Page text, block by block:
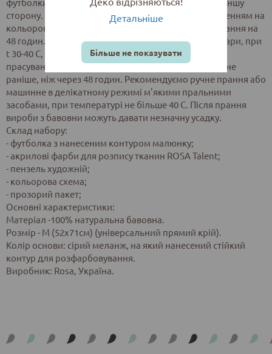
сторону. Розфарбуйте малюнок керуючись зображенням на
кольоровій схемі. Залиште виріб до повного висихання на
48 годин. Потім зафіксуйте малюнок праскою без пари, при
t 30-40 С, через папір або бавовняну тканину. Час
прасування однієї ділянки 5 хв. Прати виріб можна не
раніше, ніж через 48 годин. Рекомендуємо ручне прання або
машинне в делікатному режимі м'якими пральними
засобами, при температурі не більше 40 С. Після прання
вироби з бавовни можуть давати незначну усадку.
Склад набору:
- футболка з нанесеним контуром малюнку;
- акрилові фарби для розпису тканин ROSA Talent;
- пензель художній;
- кольорова схема;
- прозорий пакет;
Основні характеристики:
Матеріал -100% натуральна бавовна.
Розмір - M (52х71см) (універсальний прямий крій).
Колір основи: сірий меланж, на який нанесений стійкий
контур для розфарбовування.
Виробник: Rosa, Україна.
Детальніше
Більше не показувати